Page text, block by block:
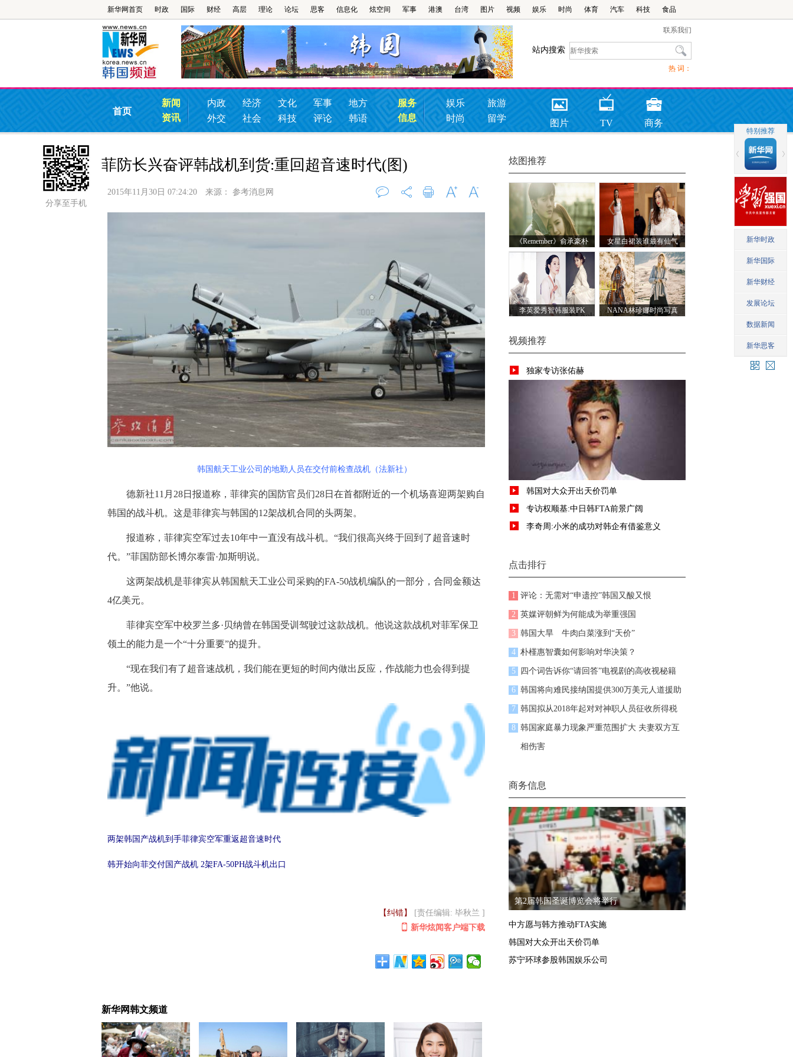
新华网首页 时政 国际 财经 高层 理论 论坛 思客 信息化 炫空间 军事 港澳 台湾 图片 视频 娱乐 时尚 体育 汽车 科技 食品
联系我们
站内搜索
热 词：
首页
新闻
资讯
内政 经济 文化 军事
地方
外交
社会 科技 评论 韩语
服务
信息
娱乐
旅游
时尚
留学 图片 TV 商务
分享至手机
炫图推荐
《Remember》俞承豪朴
敏英剧照 甜蜜依偎羡煞
旁人
女星白裙装谁最有仙气
李英爱秀智韩服装PK NANA林珍娜时尚写真
视频推荐
独家专访张佑赫
韩国对大众开出天价罚单
专访权顺基:中日韩FTA前景广阔
李奇周:小米的成功对韩企有借鉴意义
点击排行
1 评论：无需对“申遗控”韩国又酸又恨
2 英媒评朝鲜为何能成为举重强国
3 韩国大旱 牛肉白菜涨到“天价”
4 朴槿惠智囊如何影响对华决策？
5 四个词告诉你“请回答”电视剧的高收视秘籍
6 韩国将向难民接纳国提供300万美元人道援助
7 韩国拟从2018年起对对神职人员征收所得税
8 韩国家庭暴力现象严重范围扩大 夫妻双方互
相伤害
商务信息
第2届韩国圣诞博览会将举行
中方愿与韩方推动FTA实施
韩国对大众开出天价罚单
苏宁环球参股韩国娱乐公司
菲防长兴奋评韩战机到货:重回超音速时代(图)
2015年11月30日 07:24:20 来源： 参考消息网
韩国航天工业公司的地勤人员在交付前检查战机（法新社）
德新社11月28日报道称，菲律宾的国防官员们28日在首都附近的一个机场喜迎两架购自
韩国的战斗机。这是菲律宾与韩国的12架战机合同的头两架。
报道称，菲律宾空军过去10年中一直没有战斗机。“我们很高兴终于回到了超音速时
代。”菲国防部长博尔泰雷·加斯明说。
这两架战机是菲律宾从韩国航天工业公司采购的FA-50战机编队的一部分，合同金额达
4亿美元。
菲律宾空军中校罗兰多·贝纳曾在韩国受训驾驶过这款战机。他说这款战机对菲军保卫
领土的能力是一个“十分重要”的提升。
“现在我们有了超音速战机，我们能在更短的时间内做出反应，作战能力也会得到提
升。”他说。
两架韩国产战机到手菲律宾空军重返超音速时代
韩开始向菲交付国产战机 2架FA-50PH战斗机出口
【纠错】
[责任编辑: 毕秋兰 ]
新华炫闻客户端下载
新华网韩文频道